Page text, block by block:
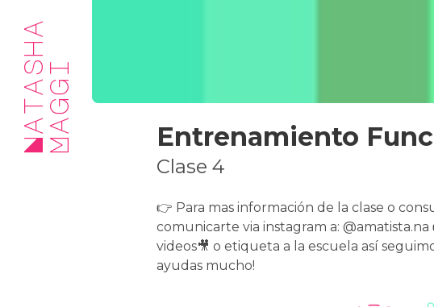
N
a
t
as
h
a
M
a
g
gi Entrenamiento
Clase 4
👉 Para mas información de la clase o
comunicarte via instagram a:
videos🎥 o etiqueta a la escuela así
ayudas mucho!